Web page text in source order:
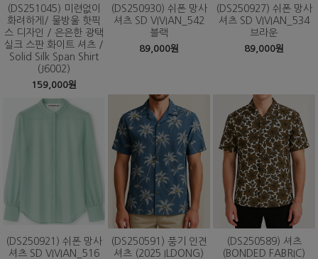
(DS251045) 미련없이
화려하게/ 물방울 핫픽
스 디자인 / 은은한 광택
실크 스판 화이트 셔츠 /
Solid Silk Span Shirt
(J6002)
159,000원
(DS250930) 쉬폰 망사
셔츠 SD VIVIAN_542
블랙
89,000원
(DS250927) 쉬폰 망사
셔츠 SD VIVIAN_534
브라운
89,000원
(DS250921) 쉬폰 망사
셔츠 SD VIVIAN_516
(DS250591) 풍기 인견
셔츠 (2025 ILDONG)
(DS250589) 셔츠
(BONDED FABRIC)